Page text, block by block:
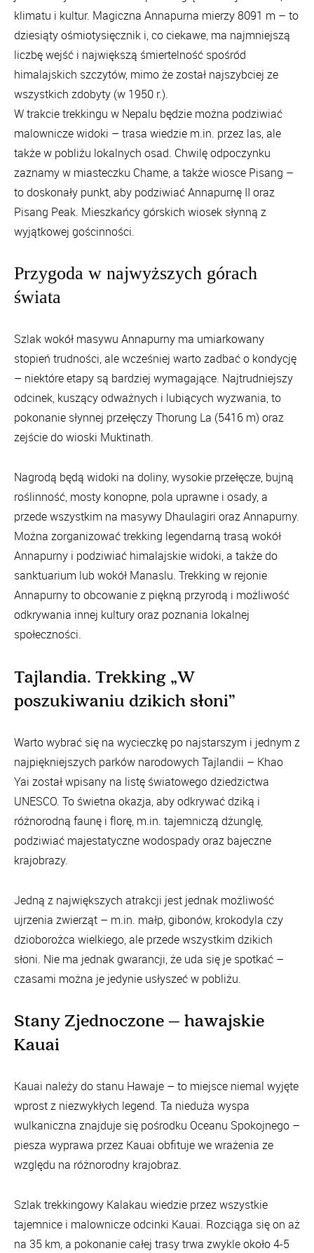
klimatu i kultur. Magiczna Annapurna mierzy 8091 m – to
dziesiąty ośmiotysięcznik i, co ciekawe, ma najmniejszą
liczbę wejść i największą śmiertelność spośród
himalajskich szczytów, mimo że został najszybciej ze
wszystkich zdobyty (w 1950 r.).
W trakcie trekkingu w Nepalu będzie można podziwiać
malownicze widoki – trasa wiedzie m.in. przez las, ale
także w pobliżu lokalnych osad. Chwilę odpoczynku
zaznamy w miasteczku Chame, a także wiosce Pisang –
to doskonały punkt, aby podziwiać Annapurnę II oraz
Pisang Peak. Mieszkańcy górskich wiosek słynną z
wyjątkowej gościnności.
Przygoda w najwyższych górach
świata
Szlak wokół masywu Annapurny ma umiarkowany
stopień trudności, ale wcześniej warto zadbać o kondycję
– niektóre etapy są bardziej wymagające. Najtrudniejszy
odcinek, kuszący odważnych i lubiących wyzwania, to
pokonanie słynnej przełęczy Thorung La (5416 m) oraz
zejście do wioski Muktinath.
Nagrodą będą widoki na doliny, wysokie przełęcze, bujną
roślinność, mosty konopne, pola uprawne i osady, a
przede wszystkim na masywy Dhaulagiri oraz Annapurny.
Można zorganizować trekking legendarną trasą wokół
Annapurny i podziwiać himalajskie widoki, a także do
sanktuarium lub wokół Manaslu. Trekking w rejonie
Annapurny to obcowanie z piękną przyrodą i możliwość
odkrywania innej kultury oraz poznania lokalnej
społeczności.
Tajlandia. Trekking „W
poszukiwaniu dzikich słoni”
Warto wybrać się na wycieczkę po najstarszym i jednym z
najpiękniejszych parków narodowych Tajlandii – Khao
Yai został wpisany na listę światowego dziedzictwa
UNESCO. To świetna okazja, aby odkrywać dziką i
różnorodną faunę i florę, m.in. tajemniczą dżunglę,
podziwiać majestatyczne wodospady oraz bajeczne
krajobrazy.
Jedną z największych atrakcji jest jednak możliwość
ujrzenia zwierząt – m.in. małp, gibonów, krokodyla czy
dzioborożca wielkiego, ale przede wszystkim dzikich
słoni. Nie ma jednak gwarancji, że uda się je spotkać –
czasami można je jedynie usłyszeć w pobliżu.
Stany Zjednoczone – hawajskie
Kauai
Kauai należy do stanu Hawaje – to miejsce niemal wyjęte
wprost z niezwykłych legend. Ta nieduża wyspa
wulkaniczna znajduje się pośrodku Oceanu Spokojnego –
piesza wyprawa przez Kauai obfituje we wrażenia ze
względu na różnorodny krajobraz.
Szlak trekkingowy Kalakau wiedzie przez wszystkie
tajemnice i malownicze odcinki Kauai. Rozciąga się on aż
na 35 km, a pokonanie całej trasy trwa zwykle około 4-5